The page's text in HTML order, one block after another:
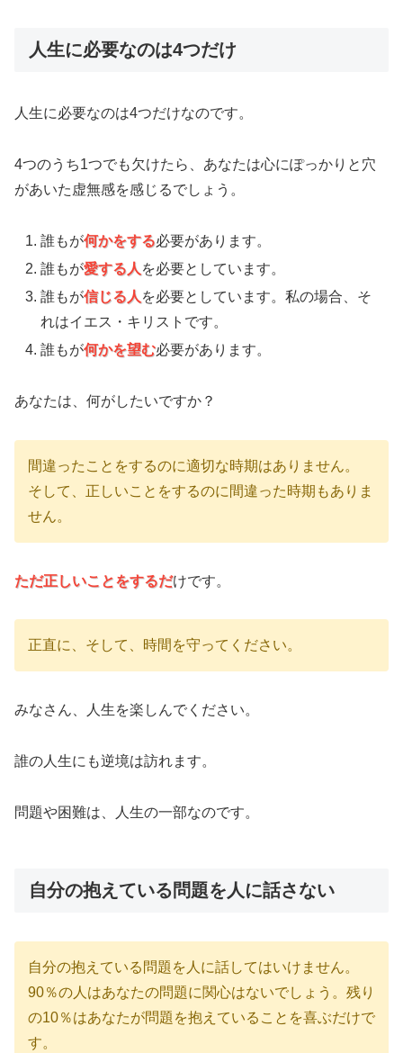
人生に必要なのは4つだけ
人生に必要なのは4つだけなのです。
4つのうち1つでも欠けたら、あなたは心にぽっかりと穴
があいた虚無感を感じるでしょう。
誰もが何かをする必要があります。
誰もが愛する人 を必要としています。
誰もが信じる人 を必要としています。私の場合、そ
れはイエス・キリストです。
誰もが何かを望む必要があります。
あなたは、何がしたいですか？
間違ったことをするのに適切な時期はありません。
そして、正しいことをするのに間違った時期もありま
せん。
ただ正しいことをするだけです。
正直に、そして、時間を守ってください。
みなさん、人生を楽しんでください。
誰の人生にも逆境は訪れます。
問題や困難は、人生の一部なのです。
自分の抱えている問題を人に話さない
自分の抱えている問題を人に話してはいけません。
90％の人はあなたの問題に関心はないでしょう。残り
の10％はあなたが問題を抱えていることを喜ぶだけで
す。